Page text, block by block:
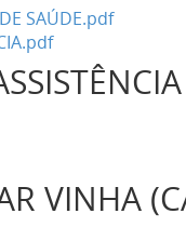
SAÚDE.pdf
VINHA